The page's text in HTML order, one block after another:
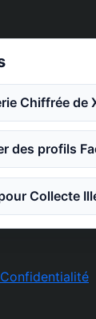
Chiffrée de
des profils
Collecte